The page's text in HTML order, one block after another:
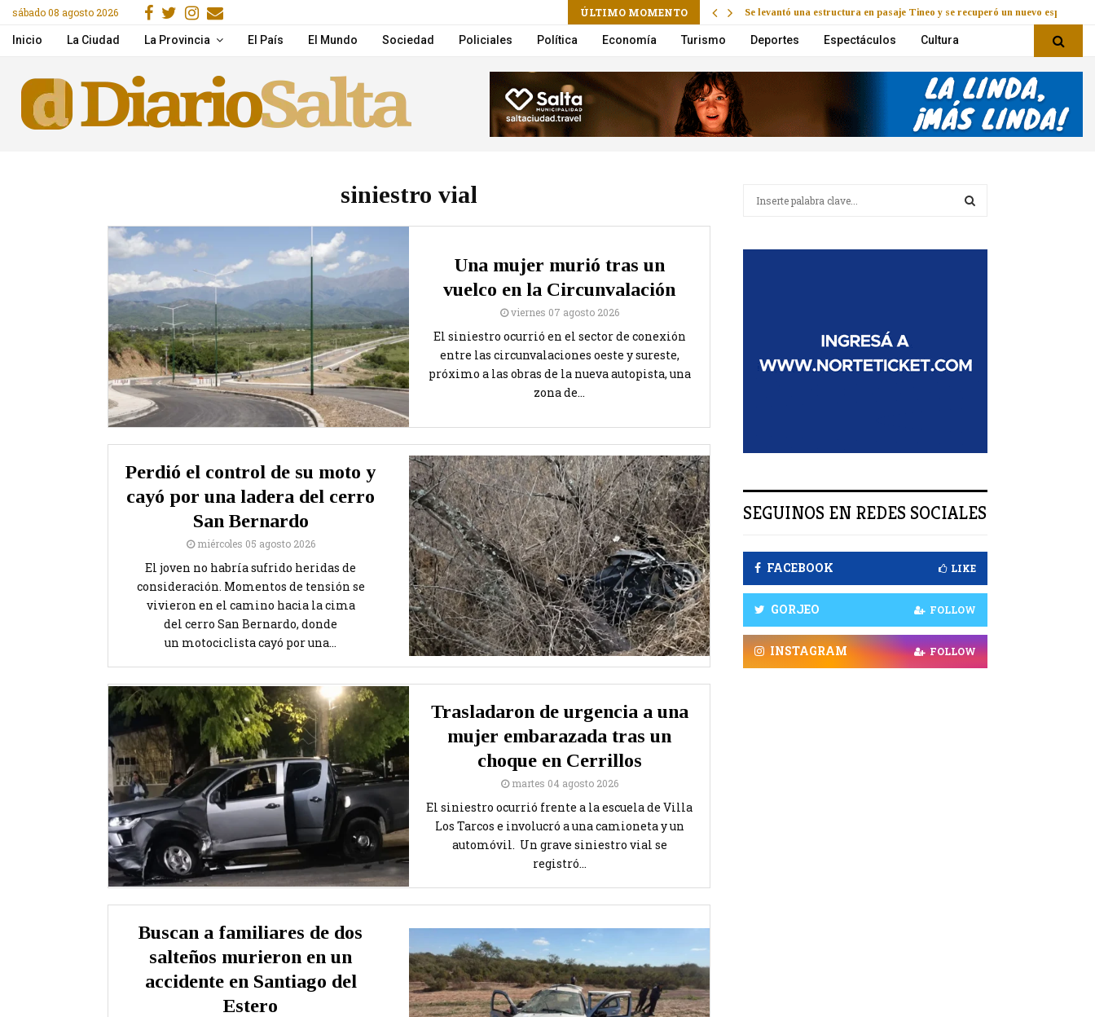
sábado 08 agosto 2026 ÚLTIMO MOMENTO
en IA y herramientas de Google Desde la próxima semana la Municipalidad suma un nuevo Móvil de Castración Se levantó una estructura en pasaje Tineo y se recuperó un nuevo espacio
Facebook
Gorjeo
Instagram
Email
Inicio La Ciudad La Provincia El País El Mundo Sociedad Policiales Política Economía Turismo Deportes Espectáculos Cultura
siniestro vial
Una mujer murió tras un
vuelco en la Circunvalación
viernes 07 agosto 2026
El siniestro ocurrió en el sector de conexión
entre las circunvalaciones oeste y sureste,
próximo a las obras de la nueva autopista, una
zona de...
Perdió el control de su moto y
cayó por una ladera del cerro
San Bernardo
miércoles 05 agosto 2026
El joven no habría sufrido heridas de
consideración. Momentos de tensión se
vivieron en el camino hacia la cima
del cerro San Bernardo, donde
un motociclista cayó por una...
Trasladaron de urgencia a una
mujer embarazada tras un
choque en Cerrillos
martes 04 agosto 2026
El siniestro ocurrió frente a la escuela de Villa
Los Tarcos e involucró a una camioneta y un
automóvil. Un grave siniestro vial se
registró...
Buscan a familiares de dos
salteños murieron en un
accidente en Santiago del
Estero
A
SEGUINOS EN REDES SOCIALES
FACEBOOK LIKE
GORJEO FOLLOW
INSTAGRAM FOLLOW